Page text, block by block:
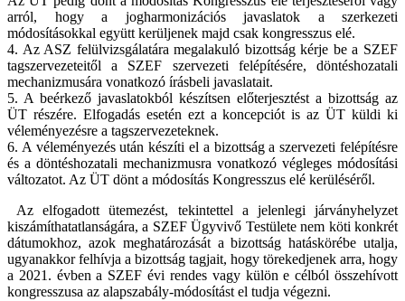
arról, hogy a jogharmonizációs javaslatok a szerkezeti
módosításokkal együtt kerüljenek majd csak kongresszus elé.
4. Az ASZ felülvizsgálatára megalakuló bizottság kérje be a SZEF
tagszervezeteitől a SZEF szervezeti felépítésére, döntéshozatali
mechanizmusára vonatkozó írásbeli javaslatait.
5. A beérkező javaslatokból készítsen előterjesztést a bizottság az
ÜT részére. Elfogadás esetén ezt a koncepciót is az ÜT küldi ki
véleményezésre a tagszervezeteknek.
6. A véleményezés után készíti el a bizottság a szervezeti felépítésre
és a döntéshozatali mechanizmusra vonatkozó végleges módosítási
változatot. Az ÜT dönt a módosítás Kongresszus elé kerüléséről.
Az elfogadott ütemezést, tekintettel a jelenlegi járványhelyzet
kiszámíthatatlanságára, a SZEF Ügyvivő Testülete nem köti konkrét
dátumokhoz, azok meghatározását a bizottság hatáskörébe utalja,
ugyanakkor felhívja a bizottság tagjait, hogy törekedjenek arra, hogy
a 2021. évben a SZEF évi rendes vagy külön e célból összehívott
kongresszusa az alapszabály-módosítást el tudja végezni.